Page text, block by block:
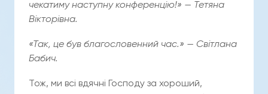
чекатиму наступну конференцію!» — Тетяна
Вікторівна.
«Так, це був благословенний час.» — Світлана
Бабич.
Тож, ми всі вдячні Господу за хороший,